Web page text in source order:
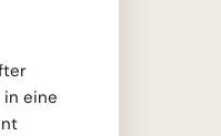
in eine